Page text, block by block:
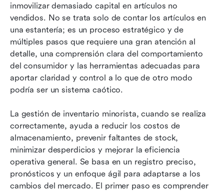
inmovilizar demasiado capital en artículos no
vendidos. No se trata solo de contar los artículos en
una estantería; es un proceso estratégico y de
múltiples pasos que requiere una gran atención al
detalle, una comprensión clara del comportamiento
del consumidor y las herramientas adecuadas para
aportar claridad y control a lo que de otro modo
podría ser un sistema caótico.
La gestión de inventario minorista, cuando se realiza
correctamente, ayuda a reducir los costos de
almacenamiento, prevenir faltantes de stock,
minimizar desperdicios y mejorar la eficiencia
operativa general. Se basa en un registro preciso,
pronósticos y un enfoque ágil para adaptarse a los
cambios del mercado. El primer paso es comprender